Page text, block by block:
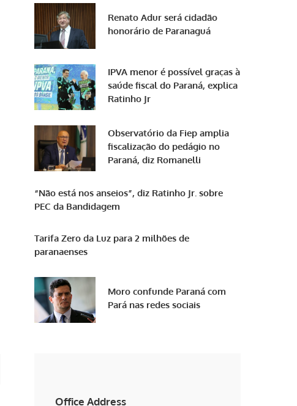
Renato Adur será cidadão
honorário de Paranaguá
IPVA menor é possível graças à
saúde fiscal do Paraná, explica
Ratinho Jr
Observatório da Fiep amplia
fiscalização do pedágio no
Paraná, diz Romanelli
“Não está nos anseios”, diz Ratinho Jr. sobre
PEC da Bandidagem
Tarifa Zero da Luz para 2 milhões de
paranaenses
Moro confunde Paraná com
Pará nas redes sociais
Office Address